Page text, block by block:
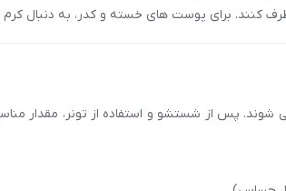
کنند. برای پوست های خسته و کدر، به دنبال
پس از شستشو و استفاده از تونر، مقدار